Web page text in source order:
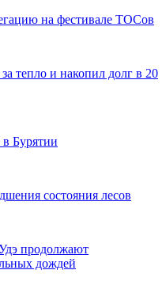
на фестивале ТОСов
тепло и накопил долг в 20
в Бурятии
состояния лесов
продолжают
дождей